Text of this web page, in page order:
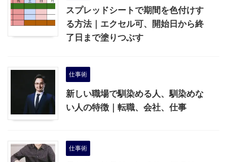
スプレッドシートで期間を色付けす
る方法｜エクセル可、開始日から終
了日まで塗りつぶす
仕事術
新しい職場で馴染める人、馴染めな
い人の特徴｜転職、会社、仕事
仕事術